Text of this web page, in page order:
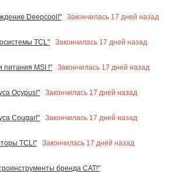
Deepcool!"
Закончилась 17 дней назад
TCL"
Закончилась 17 дней назад
питания MSI !"
Закончилась 17 дней назад
Ocypus!"
Закончилась 17 дней назад
Cougar!"
Закончилась 17 дней назад
TCL!"
Закончилась 17 дней назад
бренда CAT!"